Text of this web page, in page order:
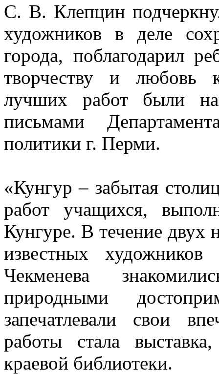
С. В. Клепцин
художников в деле
города, поблагодарил
творчеству и любовь
лучших работ были
письмами
политики г. Перми.
«Кунгур – забытая
работ учащихся,
Кунгуре. В течение двух
известных
Чекменева
природными
запечатлевали свои
работы стала
краевой библиотеки.